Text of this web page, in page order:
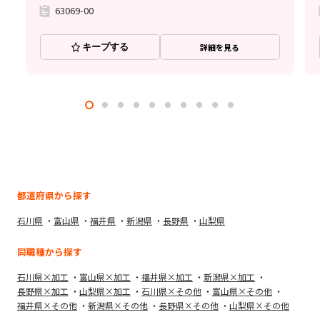
63069-00
キープする 詳細を見る
都道府県から探す
石川県 富山県 福井県 新潟県 長野県 山梨県
同職種から探す
石川県×加工 富山県×加工 福井県×加工
新潟県×加工
長野県×加工
山梨県×加工 石川県×その他
富山県×その他
福井県×その他
新潟県×その他 長野県×その他 山梨県×その他